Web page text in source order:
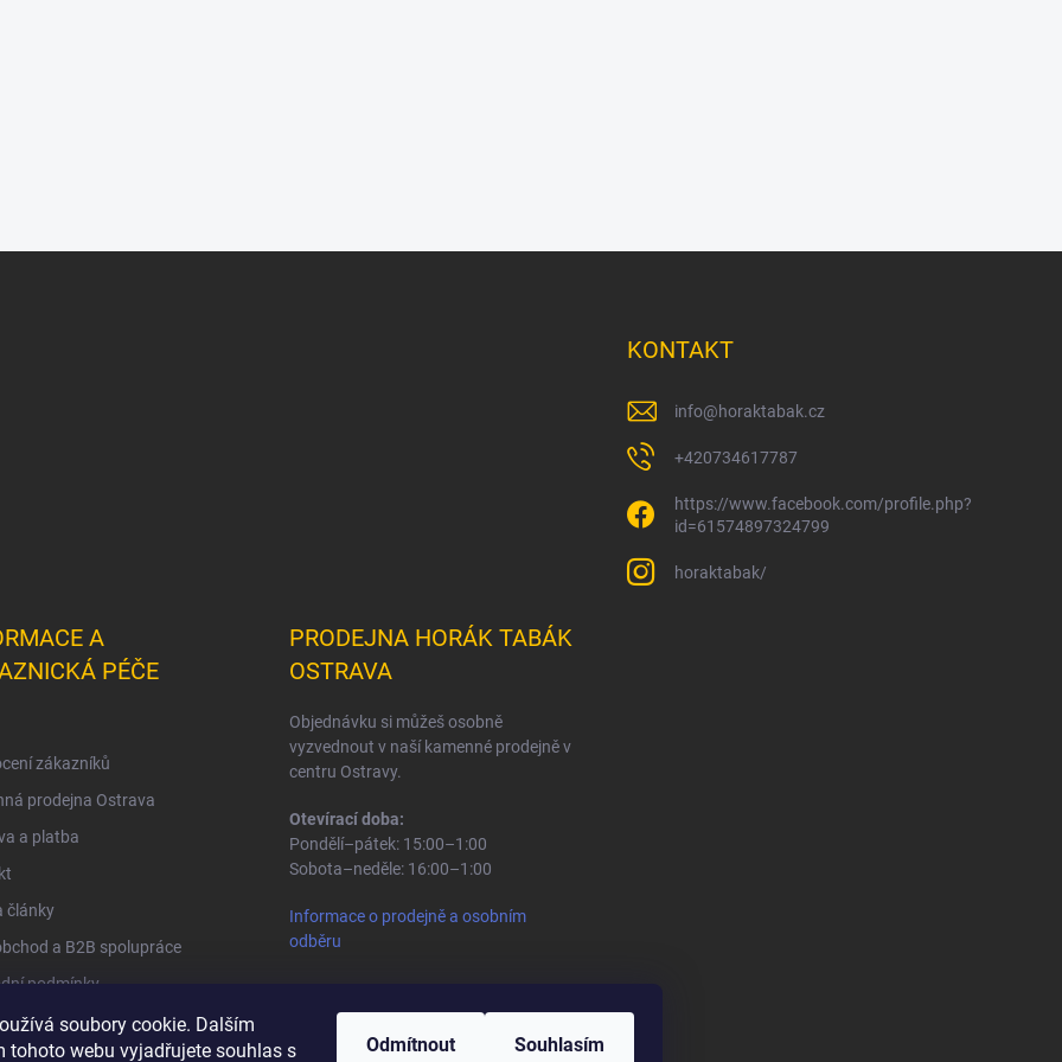
soubory cookie. Dalším
tohoto webu vyjadřujete souhlas s
Odmítnout Souhlasím
KONTAKT
info@horaktabak.cz
+420734617787
https://www.facebook.com/profile.php?
id=61574897324799
horaktabak/
A
PÉČE
zákazníků
prodejna Ostrava
a platba
články
a B2B spolupráce
podmínky
osobních údajů
PRODEJNA HORÁK TABÁK
OSTRAVA
Objednávku si můžeš osobně
vyzvednout v naší kamenné prodejně v
centru Ostravy.
Otevírací doba:
Pondělí–pátek: 15:00–1:00
Sobota–neděle: 16:00–1:00
Informace o prodejně a osobním
odběru